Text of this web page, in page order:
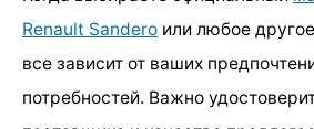
Renault Sandero или любое
все зависит от ваших
потребностей. Важно